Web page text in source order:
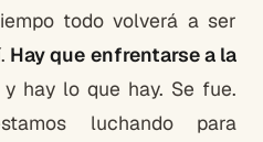
todo volverá a ser
Hay que enfrentarse a la
hay lo que hay. Se fue.
luchando para